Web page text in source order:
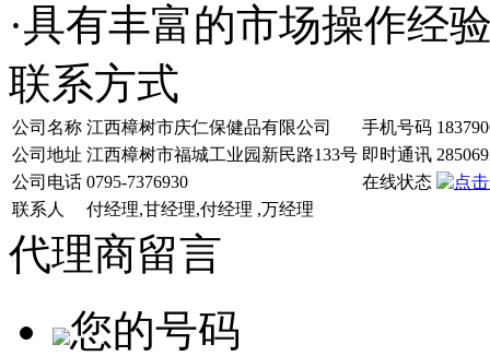
·具有丰富的市场操作经
联系方式
公司名称 江西樟树市庆仁保健品有限公司 手机号码
公司地址 江西樟树市福城工业园新民路133号 即时通讯
公司电话 0795-7376930
在线状态
联系人
付经理,甘经理,付经理 ,万经理
代理商留言
您的号码